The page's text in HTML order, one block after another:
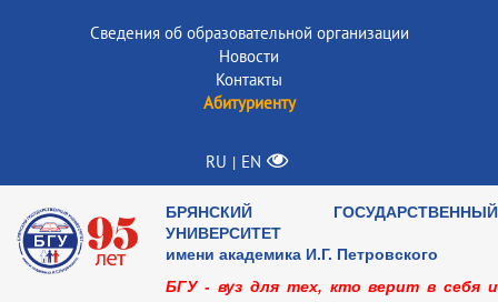
Сведения об образовательной организации
Новости
Контакты
Абитуриенту
RU | EN
БРЯНСКИЙ ГОСУДАРСТВЕННЫЙ
УНИВЕРСИТЕТ
имени академика И.Г. Петровского
БГУ - вуз для тех, кто верит в себя и